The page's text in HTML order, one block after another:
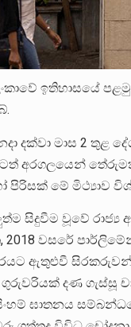
ඉතිහාසයේ
දක්වා මාස 2
අරගලයෙන්
මේ මිථ්‍යාව
සිදුවීම වූවේ
වසරේ
ඇතුළුවී
දණ ගැස්සූ
ඝාතනය